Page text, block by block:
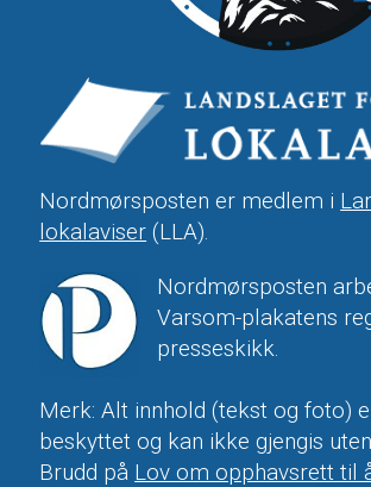
Nordmørsposten er medlem i
lokalaviser (LLA).
Nordmørsposten
Varsom-plakatens
presseskikk.
Merk: Alt innhold (tekst og foto)
beskyttet og kan ikke gjengis
Brudd på Lov om opphavsrett til